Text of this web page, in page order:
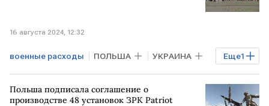
16 августа 2024, 12:32
Еще1
военные расходы ПОЛЬША УКРАИНА
бюджет
Польша подписала соглашение о
производстве 48 установок ЗРК Patriot